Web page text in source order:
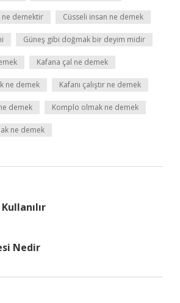
ne demektir Cüsseli insan ne demek
Güneş gibi doğmak bir deyim midir
Kafana çal ne demek
ne demek Kafanı çalıştır ne demek
demek Komplo olmak ne demek
ne demek
Nedir